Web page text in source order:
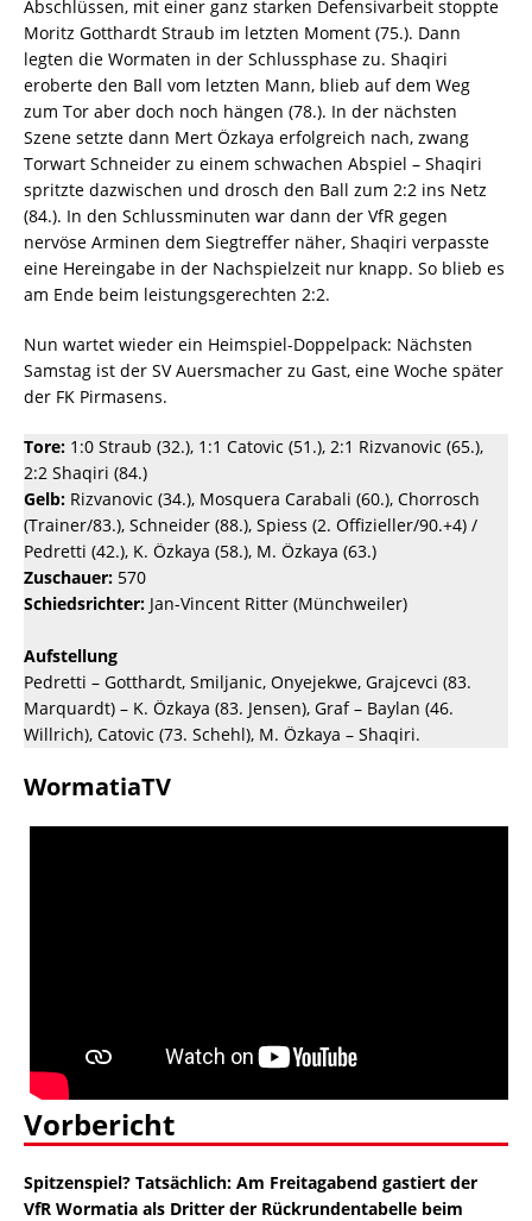
Abschlüssen, mit einer ganz starken Defensivarbeit stoppte
Moritz Gotthardt Straub im letzten Moment (75.). Dann
legten die Wormaten in der Schlussphase zu. Shaqiri
eroberte den Ball vom letzten Mann, blieb auf dem Weg
zum Tor aber doch noch hängen (78.). In der nächsten
Szene setzte dann Mert Özkaya erfolgreich nach, zwang
Torwart Schneider zu einem schwachen Abspiel – Shaqiri
spritzte dazwischen und drosch den Ball zum 2:2 ins Netz
(84.). In den Schlussminuten war dann der VfR gegen
nervöse Arminen dem Siegtreffer näher, Shaqiri verpasste
eine Hereingabe in der Nachspielzeit nur knapp. So blieb es
am Ende beim leistungsgerechten 2:2.
Nun wartet wieder ein Heimspiel-Doppelpack: Nächsten
Samstag ist der SV Auersmacher zu Gast, eine Woche später
der FK Pirmasens.
Tore: 1:0 Straub (32.), 1:1 Catovic (51.), 2:1 Rizvanovic (65.),
2:2 Shaqiri (84.)
Gelb: Rizvanovic (34.), Mosquera Carabali (60.), Chorrosch
(Trainer/83.), Schneider (88.), Spiess (2. Offizieller/90.+4) /
Pedretti (42.), K. Özkaya (58.), M. Özkaya (63.)
Zuschauer: 570
Schiedsrichter: Jan-Vincent Ritter (Münchweiler)
Aufstellung
Pedretti – Gotthardt, Smiljanic, Onyejekwe, Grajcevci (83.
Marquardt) – K. Özkaya (83. Jensen), Graf – Baylan (46.
Willrich), Catovic (73. Schehl), M. Özkaya – Shaqiri.
WormatiaTV
Vorbericht
Spitzenspiel? Tatsächlich: Am Freitagabend gastiert der
VfR Wormatia als Dritter der Rückrundentabelle beim